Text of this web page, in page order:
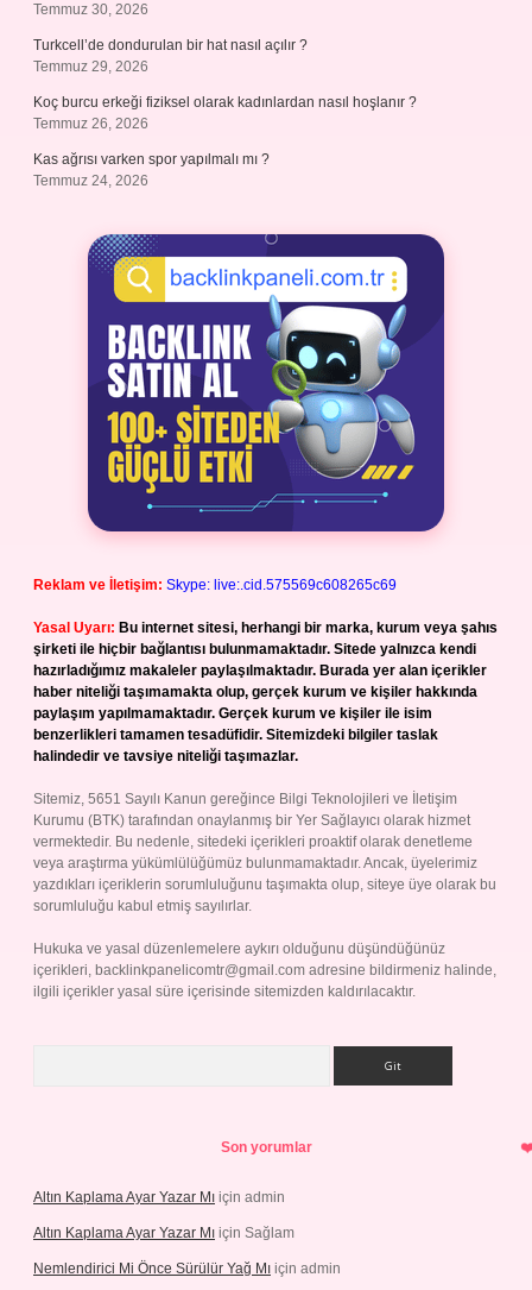
Temmuz 30, 2026
Turkcell’de dondurulan bir hat nasıl açılır ?
Temmuz 29, 2026
Koç burcu erkeği fiziksel olarak kadınlardan nasıl hoşlanır ?
Temmuz 26, 2026
Kas ağrısı varken spor yapılmalı mı ?
Temmuz 24, 2026
Reklam ve İletişim: Skype: live:.cid.575569c608265c69
Yasal Uyarı: Bu internet sitesi, herhangi bir marka, kurum veya şahıs
şirketi ile hiçbir bağlantısı bulunmamaktadır. Sitede yalnızca kendi
hazırladığımız makaleler paylaşılmaktadır. Burada yer alan içerikler
haber niteliği taşımamakta olup, gerçek kurum ve kişiler hakkında
paylaşım yapılmamaktadır. Gerçek kurum ve kişiler ile isim
benzerlikleri tamamen tesadüfidir. Sitemizdeki bilgiler taslak
halindedir ve tavsiye niteliği taşımazlar.
Sitemiz, 5651 Sayılı Kanun gereğince Bilgi Teknolojileri ve İletişim
Kurumu (BTK) tarafından onaylanmış bir Yer Sağlayıcı olarak hizmet
vermektedir. Bu nedenle, sitedeki içerikleri proaktif olarak denetleme
veya araştırma yükümlülüğümüz bulunmamaktadır. Ancak, üyelerimiz
yazdıkları içeriklerin sorumluluğunu taşımakta olup, siteye üye olarak bu
sorumluluğu kabul etmiş sayılırlar.
Hukuka ve yasal düzenlemelere aykırı olduğunu düşündüğünüz
içerikleri, backlinkpanelicomtr@gmail.com adresine bildirmeniz halinde,
ilgili içerikler yasal süre içerisinde sitemizden kaldırılacaktır.
Son yorumlar
Altın Kaplama Ayar Yazar Mı için admin
Altın Kaplama Ayar Yazar Mı için Sağlam
Nemlendirici Mi Önce Sürülür Yağ Mı için admin